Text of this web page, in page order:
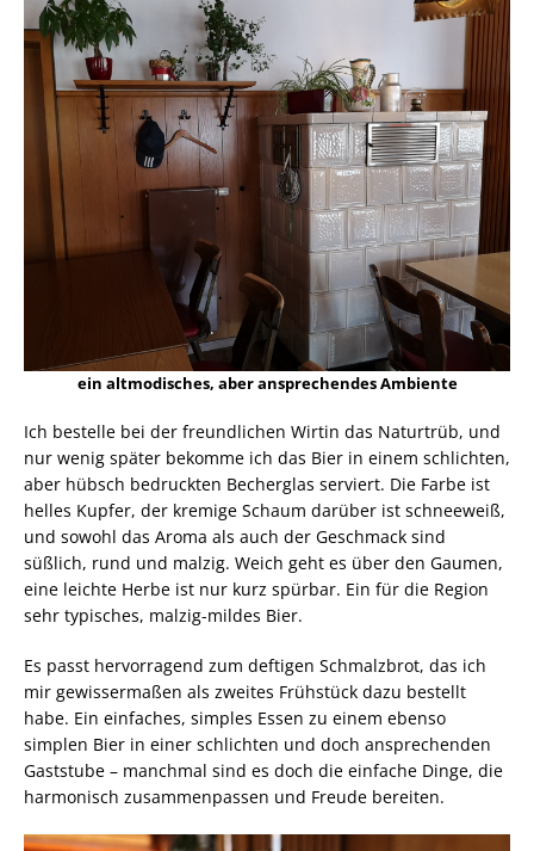
ein altmodisches, aber ansprechendes Ambiente
Ich bestelle bei der freundlichen Wirtin das Naturtrüb, und
nur wenig später bekomme ich das Bier in einem schlichten,
aber hübsch bedruckten Becherglas serviert. Die Farbe ist
helles Kupfer, der kremige Schaum darüber ist schneeweiß,
und sowohl das Aroma als auch der Geschmack sind
süßlich, rund und malzig. Weich geht es über den Gaumen,
eine leichte Herbe ist nur kurz spürbar. Ein für die Region
sehr typisches, malzig-mildes Bier.
Es passt hervorragend zum deftigen Schmalzbrot, das ich
mir gewissermaßen als zweites Frühstück dazu bestellt
habe. Ein einfaches, simples Essen zu einem ebenso
simplen Bier in einer schlichten und doch ansprechenden
Gaststube – manchmal sind es doch die einfache Dinge, die
harmonisch zusammenpassen und Freude bereiten.